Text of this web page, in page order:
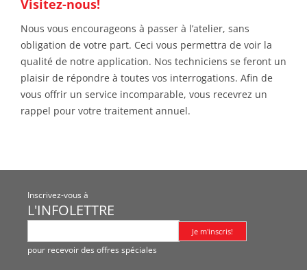
Visitez-nous!
Nous vous encourageons à passer à l’atelier, sans
obligation de votre part. Ceci vous permettra de voir la
qualité de notre application. Nos techniciens se feront un
plaisir de répondre à toutes vos interrogations. Afin de
vous offrir un service incomparable, vous recevrez un
rappel pour votre traitement annuel.
Inscrivez-vous à
L'INFOLETTRE
pour recevoir des offres spéciales